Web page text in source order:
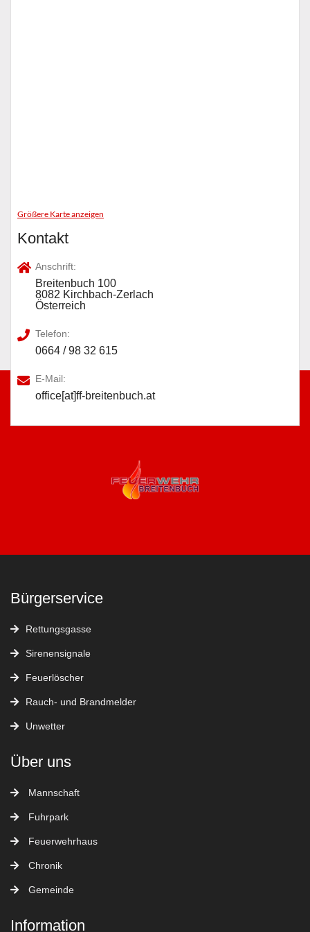
Größere Karte anzeigen
Kontakt
Anschrift:
Breitenbuch 100
8082 Kirchbach-Zerlach
Österreich
Telefon:
0664 / 98 32 615
E-Mail:
office[at]ff-breitenbuch.at
Bürgerservice
Rettungsgasse
Sirenensignale
Feuerlöscher
Rauch- und Brandmelder
Unwetter
Über uns
Mannschaft
Fuhrpark
Feuerwehrhaus
Chronik
Gemeinde
Information